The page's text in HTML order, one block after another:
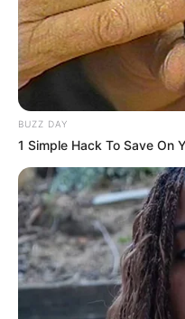
BUZZ DAY
1 Simple Hack To Save On